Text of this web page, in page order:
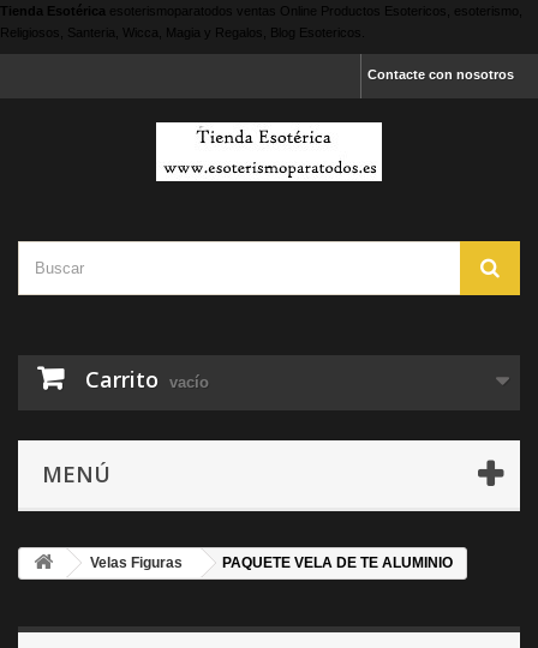
Tienda Esotérica esoterismoparatodos ventas Online Productos Esotericos, esoterismo,
Religiosos, Santeria, Wicca, Magia y Regalos, Blog Esotericos.
Contacte con nosotros
Carrito vacío
MENÚ
Velas Figuras PAQUETE VELA DE TE ALUMINIO